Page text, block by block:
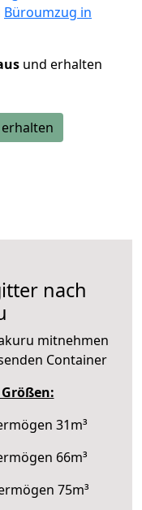
Büroumzug in
und erhalten
nach
mitnehmen
Container
31m³
66m³
75m³